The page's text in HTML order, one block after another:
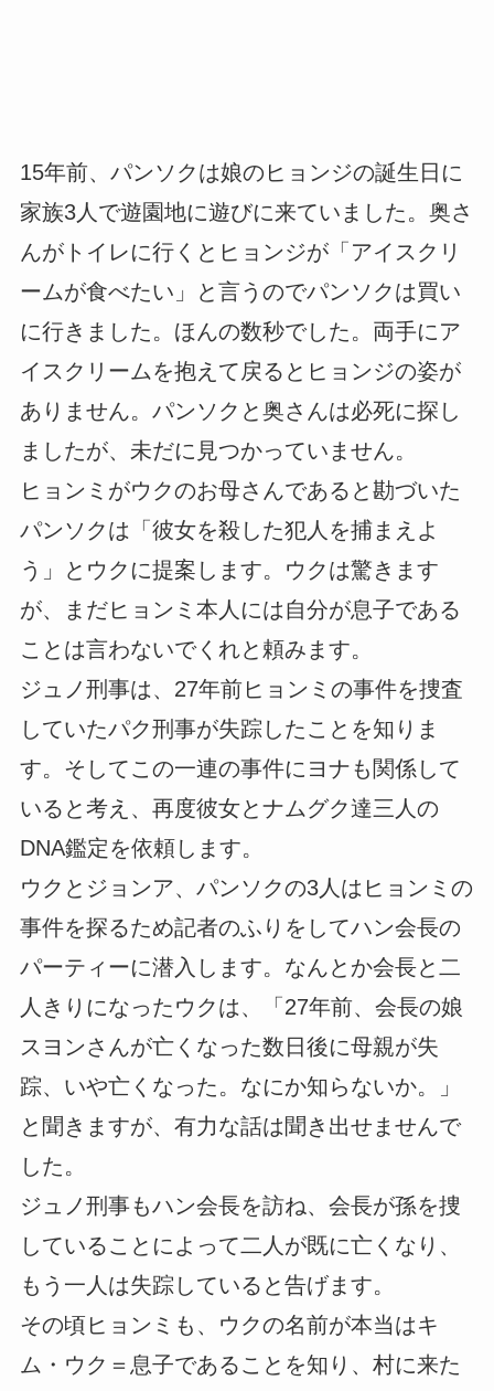
15年前、パンソクは娘のヒョンジの誕生日に
家族3人で遊園地に遊びに来ていました。奥さ
んがトイレに行くとヒョンジが「アイスクリ
ームが食べたい」と言うのでパンソクは買い
に行きました。ほんの数秒でした。両手にア
イスクリームを抱えて戻るとヒョンジの姿が
ありません。パンソクと奥さんは必死に探し
ましたが、未だに見つかっていません。
ヒョンミがウクのお母さんであると勘づいた
パンソクは「彼女を殺した犯人を捕まえよ
う」とウクに提案します。ウクは驚きます
が、まだヒョンミ本人には自分が息子である
ことは言わないでくれと頼みます。
ジュノ刑事は、27年前ヒョンミの事件を捜査
していたパク刑事が失踪したことを知りま
す。そしてこの一連の事件にヨナも関係して
いると考え、再度彼女とナムグク達三人の
DNA鑑定を依頼します。
ウクとジョンア、パンソクの3人はヒョンミの
事件を探るため記者のふりをしてハン会長の
パーティーに潜入します。なんとか会長と二
人きりになったウクは、「27年前、会長の娘
スヨンさんが亡くなった数日後に母親が失
踪、いや亡くなった。なにか知らないか。」
と聞きますが、有力な話は聞き出せませんで
した。
ジュノ刑事もハン会長を訪ね、会長が孫を捜
していることによって二人が既に亡くなり、
もう一人は失踪していると告げます。
その頃ヒョンミも、ウクの名前が本当はキ
ム・ウク＝息子であることを知り、村に来た